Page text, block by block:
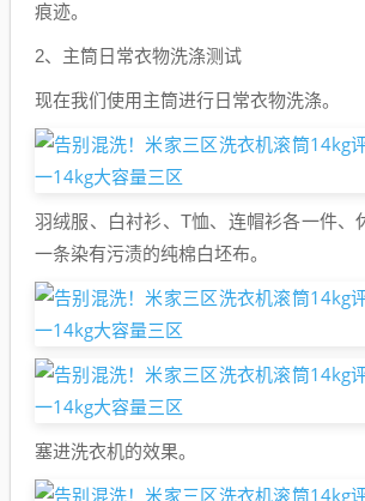
痕迹。
2、主筒日常衣物洗涤测试
现在我们使用主筒进行日常衣物洗涤。
羽绒服、白衬衫、T恤、连帽衫各一件、
一条染有污渍的纯棉白坯布。
塞进洗衣机的效果。